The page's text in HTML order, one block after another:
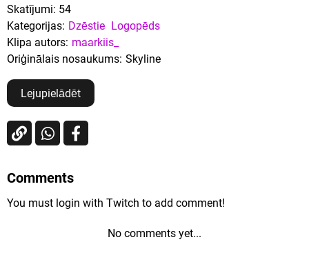
Skatījumi: 54
Kategorijas: Dzēstie Logopēds
Klipa autors: maarkiis_
Oriģinālais nosaukums: Skyline
Lejupielādēt
Comments
You must login with Twitch to add comment!
No comments yet...